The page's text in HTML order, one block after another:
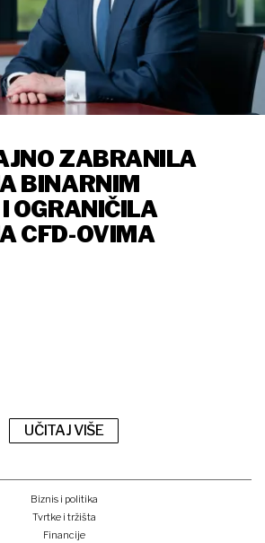
ZABRANILA
BINARNIM
OGRANIČILA
CFD-OVIMA
UČITAJ VIŠE
Biznis i politika
Tvrtke i tržišta
Financije